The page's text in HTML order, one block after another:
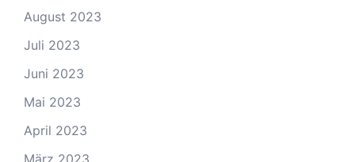
August 2023
Juli 2023
Juni 2023
Mai 2023
April 2023
März 2023